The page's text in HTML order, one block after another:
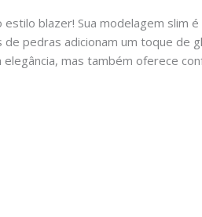
blazer! Sua modelagem slim
pedras adicionam um toque de
mas também oferece